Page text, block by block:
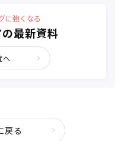
に強くなる
最新資料
へ
戻る